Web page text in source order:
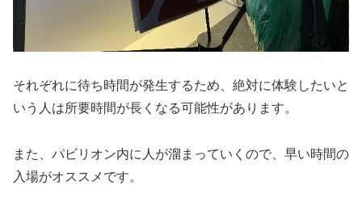
それぞれに待ち時間が発生するため、絶対に体験したいと
いう人は所要時間が長くなる可能性があります。
また、パビリオン内に人が溜まっていくので、早い時間の
入場がオススメです。